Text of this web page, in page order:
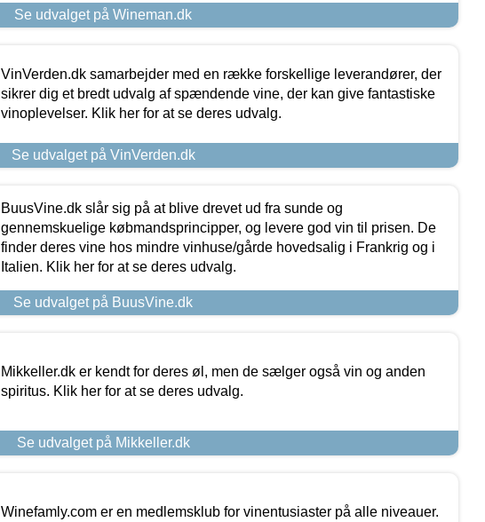
Se udvalget på Wineman.dk
VinVerden.dk samarbejder med en række forskellige leverandører, der
sikrer dig et bredt udvalg af spændende vine, der kan give fantastiske
vinoplevelser. Klik her for at se deres udvalg.
Se udvalget på VinVerden.dk
BuusVine.dk slår sig på at blive drevet ud fra sunde og
gennemskuelige købmandsprincipper, og levere god vin til prisen. De
finder deres vine hos mindre vinhuse/gårde hovedsalig i Frankrig og i
Italien. Klik her for at se deres udvalg.
Se udvalget på BuusVine.dk
Mikkeller.dk er kendt for deres øl, men de sælger også vin og anden
spiritus. Klik her for at se deres udvalg.
Se udvalget på Mikkeller.dk
Winefamly.com er en medlemsklub for vinentusiaster på alle niveauer.